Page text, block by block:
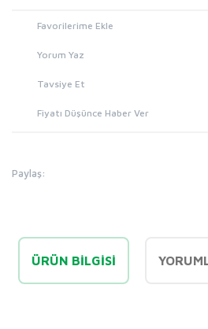
Yorum Yaz
Tavsiye Et
Fiyatı Düşünce Haber Ver
Paylaş:
ÜRÜN BILGISI